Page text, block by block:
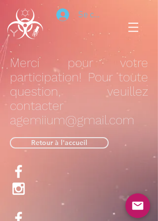
Se connecter
Merci pour votre
participation! Pour toute
question, veuillez
contacter
agemiium@gmail.com
Retour à l'accueil